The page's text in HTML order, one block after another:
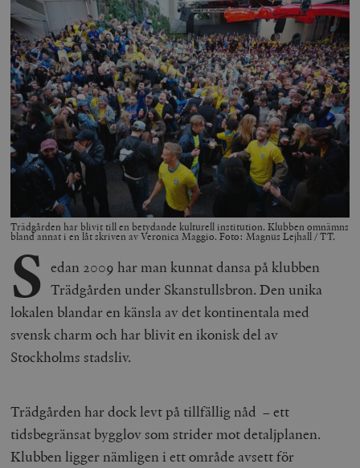
Trädgården har blivit till en betydande kulturell institution. Klubben omnämns
bland annat i en låt skriven av Veronica Maggio. Foto: Magnus Lejhall / TT.
S edan 2009 har man kunnat dansa på klubben
Trädgården under Skanstullsbron. Den unika
lokalen blandar en känsla av det kontinentala med
svensk charm och har blivit en ikonisk del av
Stockholms stadsliv.
Trädgården har dock levt på tillfällig nåd – ett
tidsbegränsat bygglov som strider mot detaljplanen.
Klubben ligger nämligen i ett område avsett för